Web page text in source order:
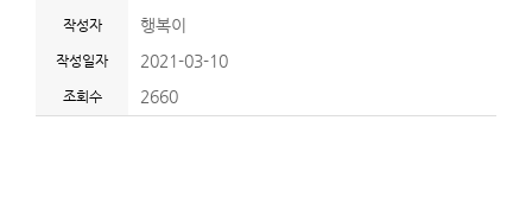
작성자 행복이
작성일자 2021-03-10
조회수 2660